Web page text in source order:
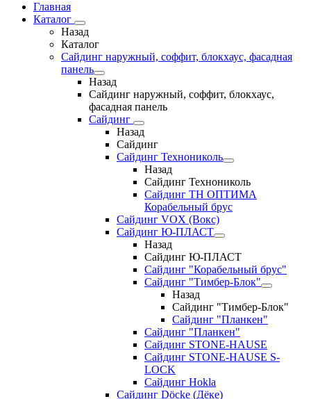
Главная
Каталог
Назад
Каталог
Сайдинг наружный, соффит, блокхаус, фасадная
панель
Назад
Сайдинг наружный, соффит, блокхаус,
фасадная панель
Сайдинг
Назад
Сайдинг
Сайдинг Технониколь
Назад
Сайдинг Технониколь
Сайдинг ТН ОПТИМА
Корабельный брус
Сайдинг VOX (Вокс)
Сайдинг Ю-ПЛАСТ
Назад
Сайдинг Ю-ПЛАСТ
Сайдинг "Корабельный брус"
Сайдинг "Тимбер-Блок"
Назад
Сайдинг "Тимбер-Блок"
Сайдинг "Планкен"
Сайдинг "Планкен"
Сайдинг STONE-HAUSE
Сайдинг STONE-HAUSE S-
LOCK
Сайдинг Hokla
Сайдинг Döcke (Дёке)